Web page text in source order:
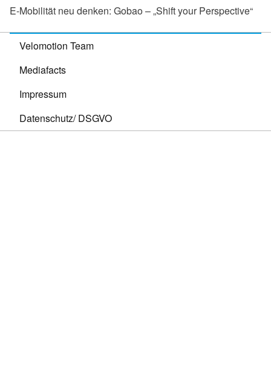
E-Mobilität neu denken: Gobao – „Shift your Perspective“
Velomotion Team
Mediafacts
Impressum
Datenschutz/ DSGVO